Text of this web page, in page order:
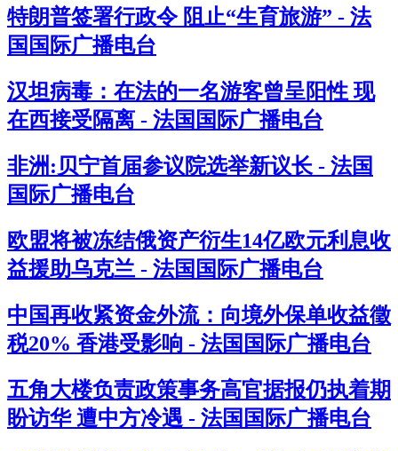
特朗普签署行政令 阻止“生育旅游” - 法
国国际广播电台
汉坦病毒：在法的一名游客曾呈阳性 现
在西接受隔离 - 法国国际广播电台
非洲:贝宁首届参议院选举新议长 - 法国
国际广播电台
欧盟将被冻结俄资产衍生14亿欧元利息收
益援助乌克兰 - 法国国际广播电台
中国再收紧资金外流：向境外保单收益徵
税20% 香港受影响 - 法国国际广播电台
五角大楼负责政策事务高官据报仍执着期
盼访华 遭中方冷遇 - 法国国际广播电台